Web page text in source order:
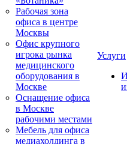
Рабочая зона
офиса в центре
Москвы
Офис крупного
игрока рынка
медицинского
оборудования в
Москве
Оснащение офиса
в Москве
рабочими местами
Мебель для офиса
медиахолдинга в
Услуги